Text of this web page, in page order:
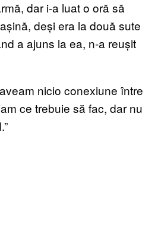
dar i-a luat o oră să
deși era la două sute
a ajuns la ea, n-a reușit
nicio conexiune între
ce trebuie să fac, dar nu